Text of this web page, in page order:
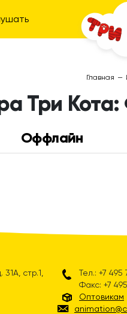
Главная —
Три
Оффлайн
стр.1,
Тел.: +7 495
Факс: +7
Оптовикам